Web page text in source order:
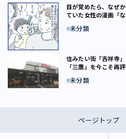
目が覚めたら、なぜ
ていた女性の漫画「
未分類
住みたい街「吉祥寺
「三鷹」を今こそ再
未分類
ページトップ